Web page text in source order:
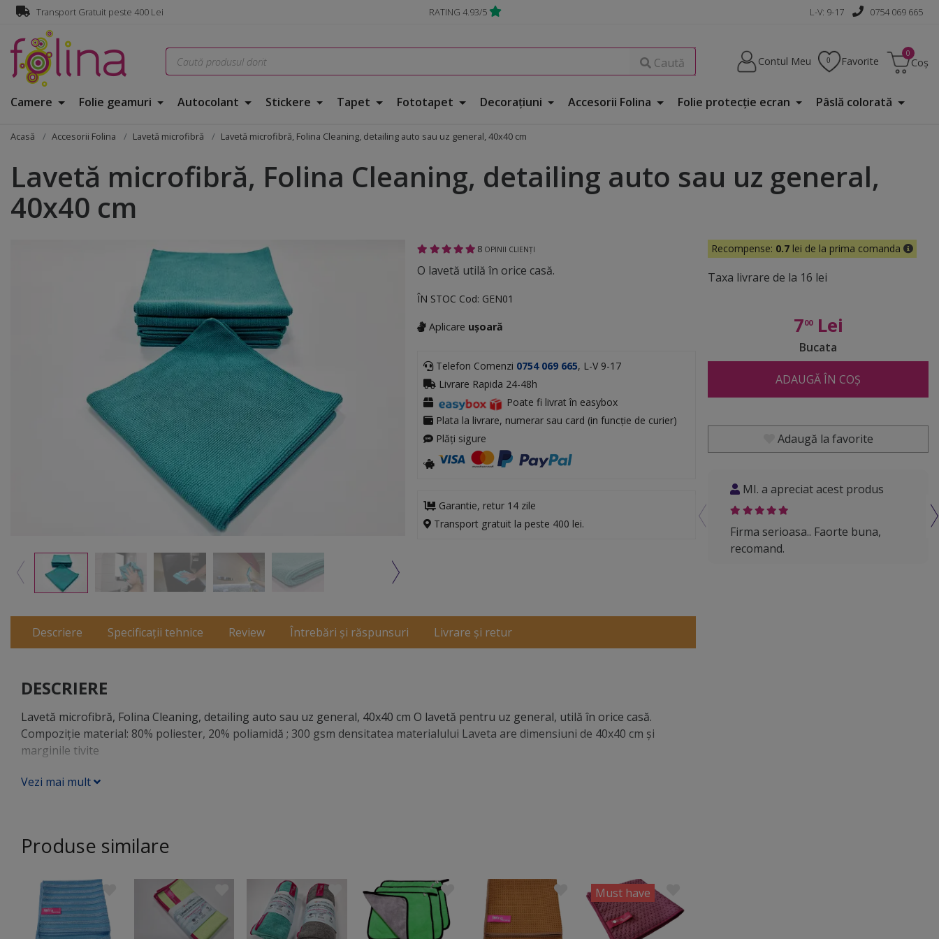
Transport Gratuit peste 400 Lei RATING 4.93/5 L-V: 9-17 0754 069 665
Caută Contul Meu Favorite Coș
Camere Folie geamuri Autocolant Stickere Tapet Fototapet Decorațiuni Accesorii Folina Folie protecţie ecran Pâslă colorată
Acasă Accesorii Folina Lavetă microfibră Lavetă microfibră, Folina Cleaning, detailing auto sau uz general, 40x40 cm
Lavetă microfibră, Folina Cleaning, detailing auto sau uz general,
40x40 cm
8 OPINII CLIENȚI
O lavetă utilă în orice casă.
ÎN STOC Cod: GEN01
Aplicare ușoară
Telefon Comenzi 0754 069 665, L-V 9-17
Livrare Rapida 24-48h
Poate fi livrat în easybox
Plata la livrare, numerar sau card (in funcție de curier)
Plăți sigure
Garantie, retur 14 zile
Transport gratuit la peste 400 lei.
Descriere Specificații tehnice Review Întrebări și răspunsuri Livrare și retur
DESCRIERE
Lavetă microfibră, Folina Cleaning, detailing auto sau uz general, 40x40 cm O lavetă pentru uz general, utilă în orice casă.
Compoziţie material: 80% poliester, 20% poliamidă ; 300 gsm densitatea materialului Laveta are dimensiuni de 40x40 cm şi
marginile tivite
Vezi mai mult
Produse similare
Must have
Recompense: 0.7 lei de la prima comanda
Taxa livrare de la 16 lei
700Lei
Bucata
ADAUGĂ ÎN COȘ
Adaugă la favorite
MI. a apreciat acest produs
Firma serioasa.. Faorte buna,
recomand.